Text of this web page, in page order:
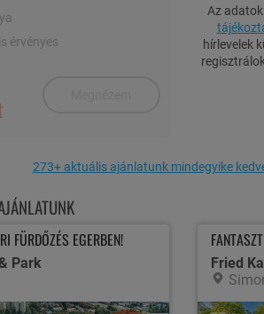
szobában
érvényes
Az
hírlevelek
273+ aktuális ajánlatunk mindegyike
FÜRDŐZÉS EGERBEN!
Park
Fried